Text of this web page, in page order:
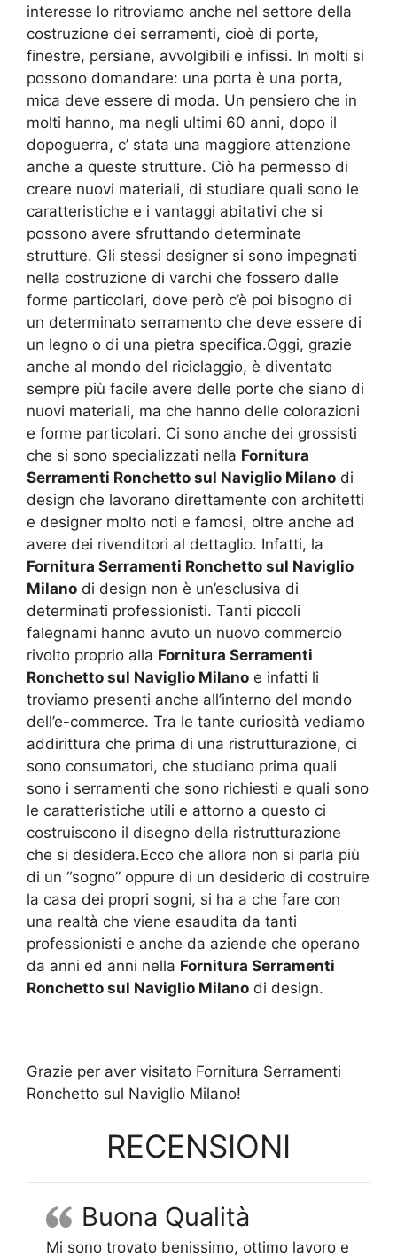
interesse lo ritroviamo anche nel settore della
costruzione dei serramenti, cioè di porte,
finestre, persiane, avvolgibili e infissi. In molti si
possono domandare: una porta è una porta,
mica deve essere di moda. Un pensiero che in
molti hanno, ma negli ultimi 60 anni, dopo il
dopoguerra, c’ stata una maggiore attenzione
anche a queste strutture. Ciò ha permesso di
creare nuovi materiali, di studiare quali sono le
caratteristiche e i vantaggi abitativi che si
possono avere sfruttando determinate
strutture. Gli stessi designer si sono impegnati
nella costruzione di varchi che fossero dalle
forme particolari, dove però c’è poi bisogno di
un determinato serramento che deve essere di
un legno o di una pietra specifica.Oggi, grazie
anche al mondo del riciclaggio, è diventato
sempre più facile avere delle porte che siano di
nuovi materiali, ma che hanno delle colorazioni
e forme particolari. Ci sono anche dei grossisti
che si sono specializzati nella Fornitura
Serramenti Ronchetto sul Naviglio Milano di
design che lavorano direttamente con architetti
e designer molto noti e famosi, oltre anche ad
avere dei rivenditori al dettaglio. Infatti, la
Fornitura Serramenti Ronchetto sul Naviglio
Milano di design non è un’esclusiva di
determinati professionisti. Tanti piccoli
falegnami hanno avuto un nuovo commercio
rivolto proprio alla Fornitura Serramenti
Ronchetto sul Naviglio Milano e infatti li
troviamo presenti anche all’interno del mondo
dell’e-commerce. Tra le tante curiosità vediamo
addirittura che prima di una ristrutturazione, ci
sono consumatori, che studiano prima quali
sono i serramenti che sono richiesti e quali sono
le caratteristiche utili e attorno a questo ci
costruiscono il disegno della ristrutturazione
che si desidera.Ecco che allora non si parla più
di un “sogno” oppure di un desiderio di costruire
la casa dei propri sogni, si ha a che fare con
una realtà che viene esaudita da tanti
professionisti e anche da aziende che operano
da anni ed anni nella Fornitura Serramenti
Ronchetto sul Naviglio Milano di design.
Grazie per aver visitato Fornitura Serramenti
Ronchetto sul Naviglio Milano!
RECENSIONI
Buona Qualità
Mi sono trovato benissimo, ottimo lavoro e